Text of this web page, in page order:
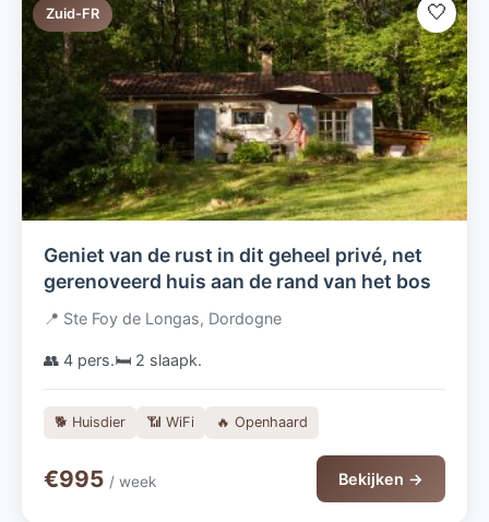
Zuid-FR 🤍
Geniet van de rust in dit geheel privé, net
gerenoveerd huis aan de rand van het bos
📍 Ste Foy de Longas, Dordogne
👥 4 pers.🛏️ 2 slaapk.
🐕 Huisdier 📶 WiFi 🔥 Openhaard
€995 / week Bekijken →